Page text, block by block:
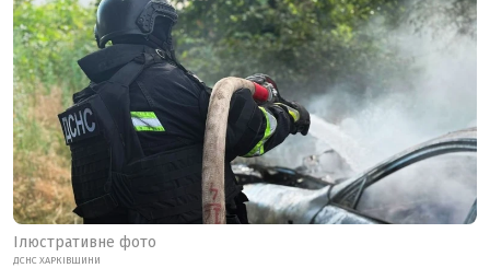
Ілюстративне фото
ДСНС ХАРКІВЩИНИ